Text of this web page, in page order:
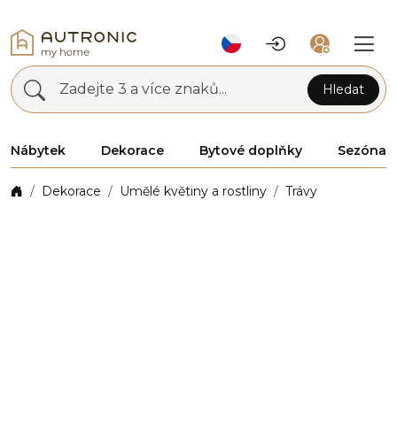
Zadejte 3 a více znaků... Hledat
Nábytek Dekorace Bytové doplňky Sezóna
Dekorace Umělé květiny a rostliny Trávy